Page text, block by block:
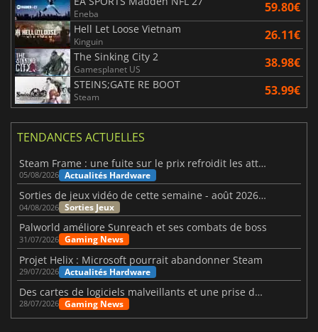
Eneba 59.80€
Hell Let Loose Vietnam
Kinguin 26.11€
The Sinking City 2
Gamesplanet US 38.98€
STEINS;GATE RE BOOT
Steam 53.99€
TENDANCES ACTUELLES
Steam Frame : une fuite sur le prix refroidit les attentes VR
05/08/2026 Actualités Hardware
Sorties de jeux vidéo de cette semaine - août 2026 (semaine 32)
04/08/2026 Sorties Jeux
Palworld améliore Sunreach et ses combats de boss
31/07/2026 Gaming News
Projet Helix : Microsoft pourrait abandonner Steam
29/07/2026 Actualités Hardware
Des cartes de logiciels malveillants et une prise de contrôle de Discord ont touché Meccha Chameleon
28/07/2026 Gaming News